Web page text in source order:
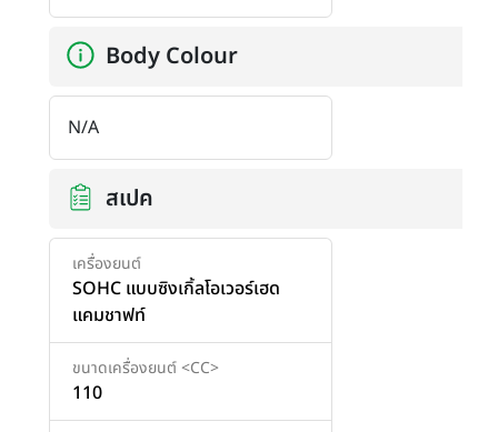
Body Colour
N/A
สเปค
เครื่องยนต์
SOHC แบบซิงเกิ้ลโอเวอร์เฮด
แคมชาฟท์
ขนาดเครื่องยนต์ <CC>
110